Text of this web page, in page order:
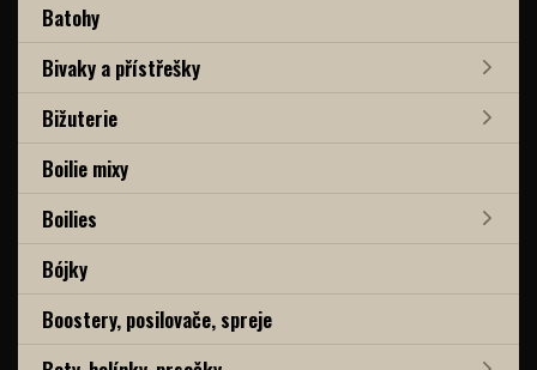
Batohy
Bivaky a přístřešky
Bižuterie
Boilie mixy
Boilies
Bójky
Boostery, posilovače, spreje